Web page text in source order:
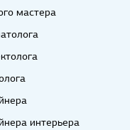
мастера
интерьера